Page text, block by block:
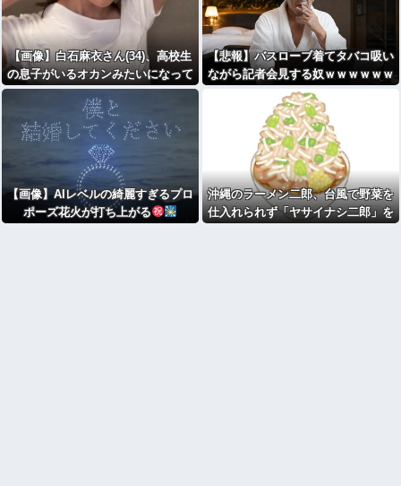
【画像】白石麻衣さん(34)、高校生
の息子がいるオカンみたいになって
しまう
【悲報】バスローブ着てタバコ吸い
ながら記者会見する奴ｗｗｗｗｗｗ
ｗｗｗｗｗｗｗｗ
【画像】AIレベルの綺麗すぎるプロ
ポーズ花火が打ち上がる
沖縄のラーメン二郎、台風で野菜を
仕入れられず「ヤサイナシ二郎」を